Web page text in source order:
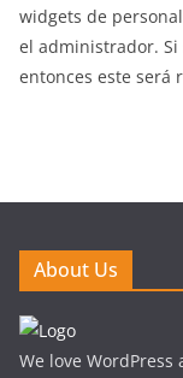
widgets de
el administrador. Si
entonces este será
About Us
We love